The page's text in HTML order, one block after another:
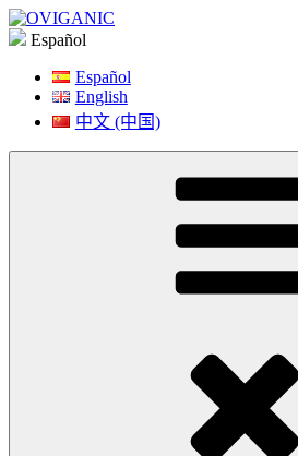
Saltar
a
Español
Español
English
中文 (中国)